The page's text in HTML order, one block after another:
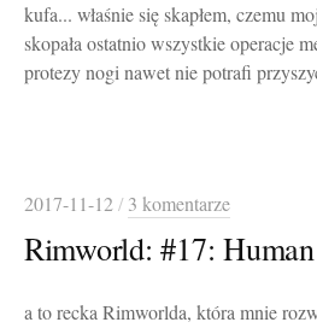
kufa... właśnie się skapłem, czemu
skopała ostatnio wszystkie operacje
protezy nogi nawet nie potrafi
2017-11-12/ 3 komentarze
Rimworld: #17:
a to recka Rimworlda, która mnie